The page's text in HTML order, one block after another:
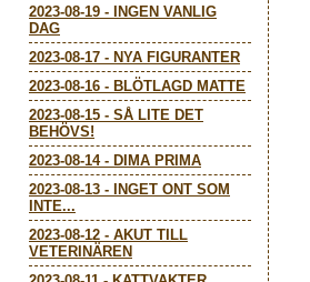
2023-08-19 -
INGEN VANLIG
DAG
2023-08-17 - NYA FIGURANTER
2023-08-16 - BLÖTLAGD MATTE
2023-08-15 - SÅ LITE DET
BEHÖVS!
2023-08-14- DIMA PRIMA
2023-08-13 -
INGET ONT SOM
INTE...
2023-08-12 - AKUT TILL
VETERINÄREN